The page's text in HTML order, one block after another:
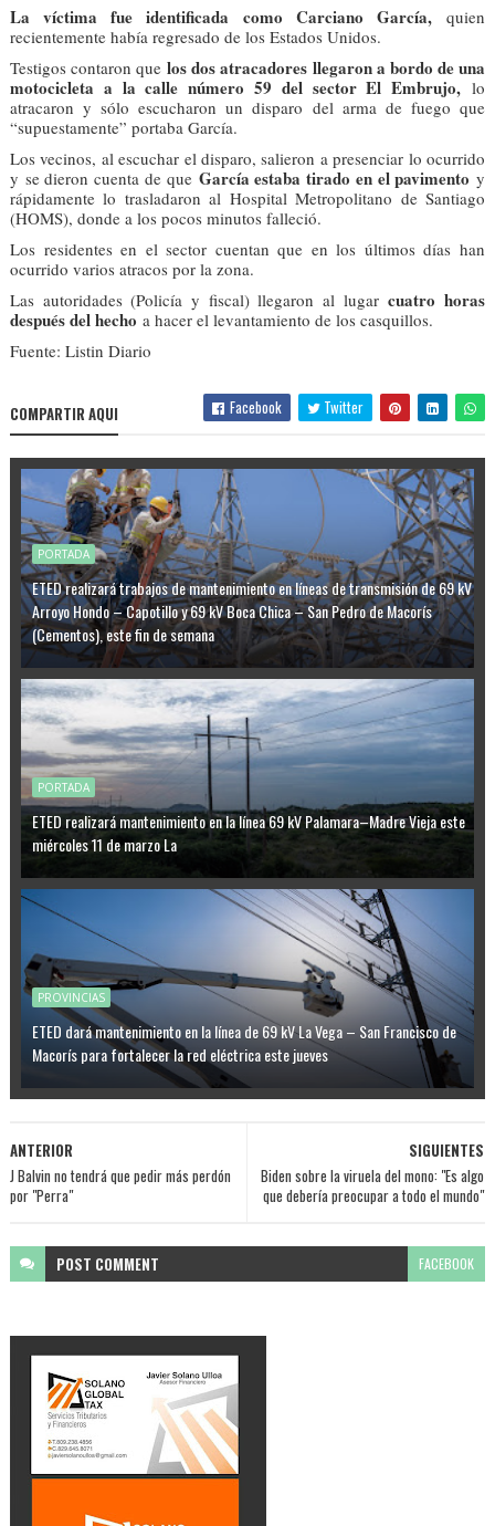
La víctima fue identificada como Carciano García,quien
recientemente había regresado de los Estados Unidos.
Testigos contaron que los dos atracadores llegaron a bordo de una
motocicleta a la calle número 59 del sector El Embrujo, lo
atracaron y sólo escucharon un disparo del arma de fuego que
“supuestamente” portaba García.
Los vecinos, al escuchar el disparo, salieron a presenciar lo ocurrido
y se dieron cuenta de queGarcía estaba tirado en el pavimentoy
rápidamente lo trasladaron al Hospital Metropolitano de Santiago
(HOMS), donde a los pocos minutos falleció.
Los residentes en el sector cuentan que en los últimos días han
ocurrido varios atracos por la zona.
Las autoridades (Policía y fiscal) llegaron al lugarcuatro horas
después del hecho a hacer el levantamiento de los casquillos.
Fuente: Listin Diario
COMPARTIR AQUI Facebook Twitter
PORTADA
ETED realizará trabajos de mantenimiento en líneas de transmisión de 69 kV
Arroyo Hondo – Capotillo y 69 kV Boca Chica – San Pedro de Macorís
(Cementos), este fin de semana
PORTADA
ETED realizará mantenimiento en la línea 69 kV Palamara–Madre Vieja este
miércoles 11 de marzo La
PROVINCIAS
ETED dará mantenimiento en la línea de 69 kV La Vega – San Francisco de
Macorís para fortalecer la red eléctrica este jueves
SIGUIENTES
Biden sobre la viruela del mono: "Es algo
que debería preocupar a todo el mundo"
ANTERIOR
J Balvin no tendrá que pedir más perdón
por "Perra"
POST COMMENT FACEBOOK